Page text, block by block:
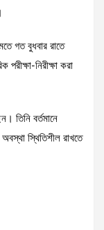
গত বুধবার রাতে
পরীক্ষা-নিরীক্ষা করা
তিনি বর্তমানে
অবস্থা স্থিতিশীল রাখতে